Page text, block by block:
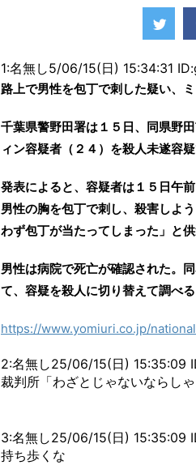
1:名無し5/06/15(日) 15:34:31
路上で男性を包丁で刺した疑い、
千葉県警野田署は１５日、同県野
ィン容疑者（２４）を殺人未遂容
発表によると、容疑者は１５日午
男性の胸を包丁で刺し、殺害しよ
わず包丁が当たってしまった」と供
男性は病院で死亡が確認された。
て、容疑を殺人に切り替えて調べる
https://www.yomiuri.co.jp/
2:名無し25/06/15(日) 15:35:09
裁判所「わざとじゃないならし
3:名無し25/06/15(日) 15:35:09
持ち歩くな